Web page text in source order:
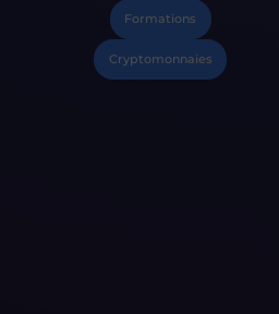
Formations
Cryptomonnaies